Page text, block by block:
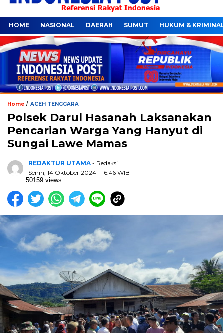
HOME NASIONAL DAERAH SUMUT HUKUM &
Home / ACEH TENGGARA
Polsek Darul Hasanah Laksanakan
Pencarian Warga Yang Hanyut di
Sungai Lawe Mamas
REDAKTUR UTAMA - Redaksi
Senin, 14 Oktober 2024 - 16:46 WIB
50159 views